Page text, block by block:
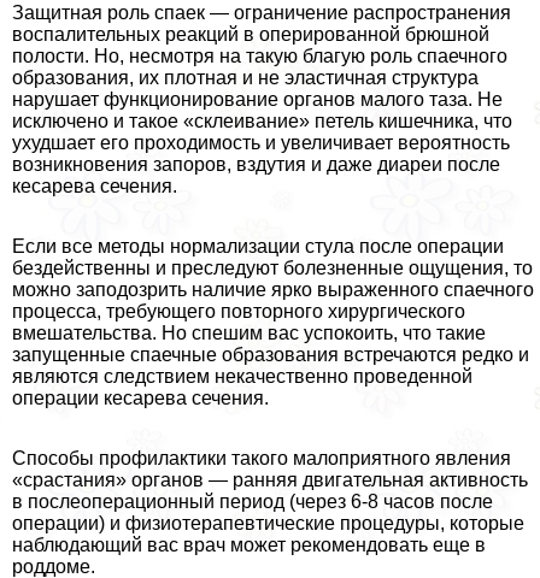
Защитная роль спаек — ограничение распространения
воспалительных реакций в оперированной брюшной
полости. Но, несмотря на такую благую роль спаечного
образования, их плотная и не эластичная структура
нарушает функционирование органов малого таза. Не
исключено и такое «склеивание» петель кишечника, что
ухудшает его проходимость и увеличивает вероятность
возникновения запоров, вздутия и даже диареи после
кесарева сечения.
Если все методы нормализации стула после операции
бездейственны и преследуют болезненные ощущения, то
можно заподозрить наличие ярко выраженного спаечного
процесса, требующего повторного хирургического
вмешательства. Но спешим вас успокоить, что такие
запущенные спаечные образования встречаются редко и
являются следствием некачественно проведенной
операции кесарева сечения.
Способы профилактики такого малоприятного явления
«срастания» органов — ранняя двигательная активность
в послеоперационный период (через 6-8 часов после
операции) и физиотерапевтические процедуры, которые
наблюдающий вас врач может рекомендовать еще в
роддоме.